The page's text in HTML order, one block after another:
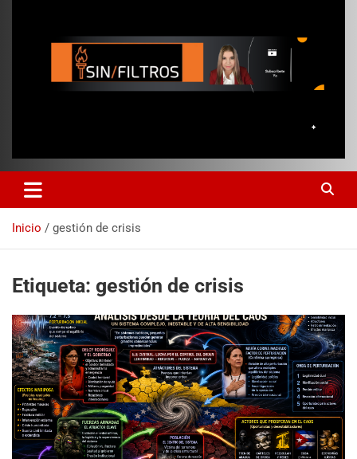
Inicio gestión de crisis
Etiqueta: gestión de crisis